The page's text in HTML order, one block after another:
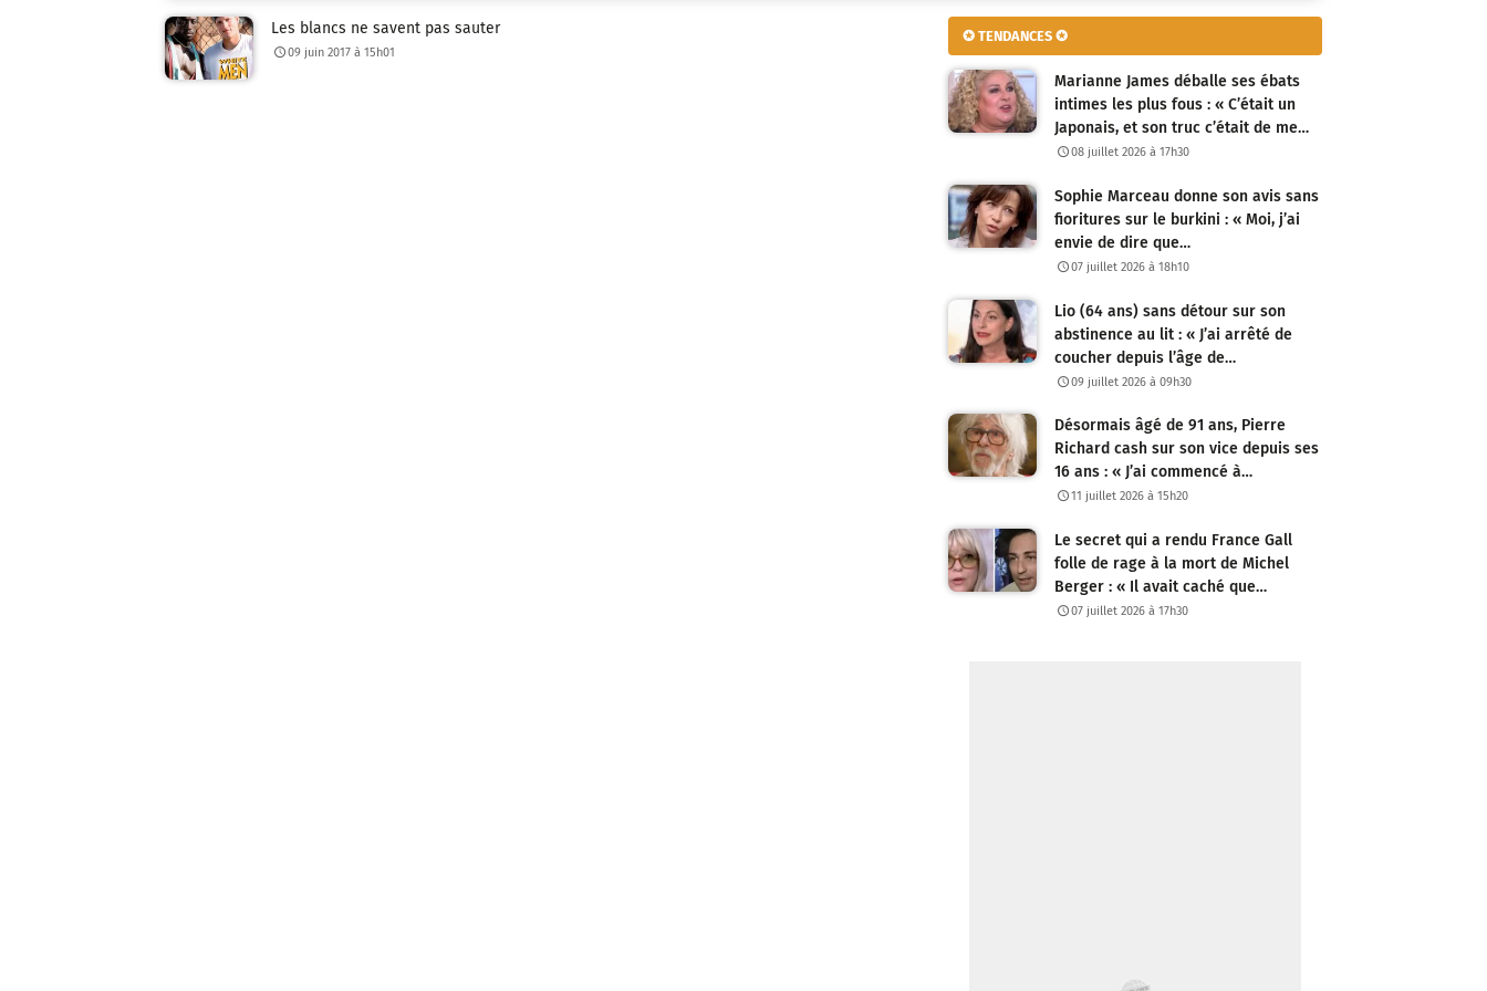
Les blancs ne savent pas sauter
09 juin 2017 à 15h01
✪ TENDANCES ✪
Marianne James déballe ses ébats
intimes les plus fous : « C’était un
Japonais, et son truc c’était de me…
08 juillet 2026 à 17h30
Sophie Marceau donne son avis sans
fioritures sur le burkini : « Moi, j’ai
envie de dire que…
07 juillet 2026 à 18h10
Lio (64 ans) sans détour sur son
abstinence au lit : « J’ai arrêté de
coucher depuis l’âge de…
09 juillet 2026 à 09h30
Désormais âgé de 91 ans, Pierre
Richard cash sur son vice depuis ses
16 ans : « J’ai commencé à…
11 juillet 2026 à 15h20
Le secret qui a rendu France Gall
folle de rage à la mort de Michel
Berger : « Il avait caché que…
07 juillet 2026 à 17h30